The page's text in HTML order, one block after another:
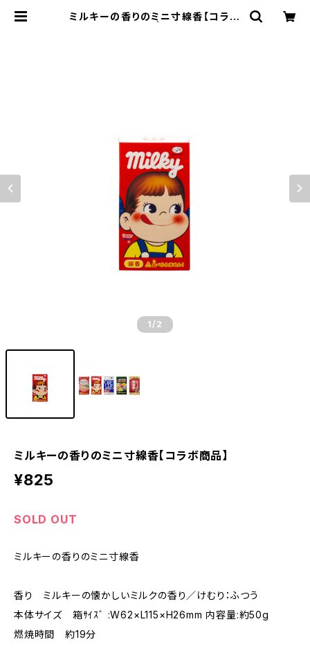
ミルキーの香りのミニ寸線香【コラボ
1 /2
ミルキーの香りのミニ寸線香【コラボ商品】
¥825
SOLD OUT
ミルキーの香りのミニ寸線香
香り ミルキーの懐かしいミルクの香り／けむり：ふつう
本体サイズ 箱ｻｲｽﾞ :W62×L115×H26mm 内容量:約50g
燃焼時間 約19分